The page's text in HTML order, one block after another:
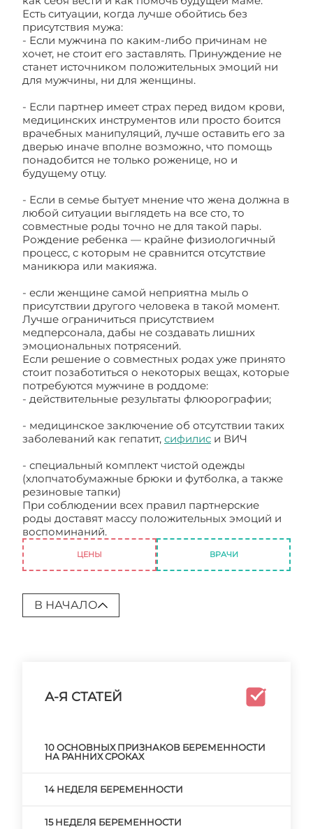
Есть ситуации, когда лучше обойтись без
присутствия мужа:
- Если мужчина по каким-либо причинам не
хочет, не стоит его заставлять. Принуждение не
станет источником положительных эмоций ни
для мужчины, ни для женщины.
- Если партнер имеет страх перед видом крови,
медицинских инструментов или просто боится
врачебных манипуляций, лучше оставить его за
дверью иначе вполне возможно, что помощь
понадобится не только роженице, но и
будущему отцу.
- Если в семье бытует мнение что жена должна в
любой ситуации выглядеть на все сто, то
совместные роды точно не для такой пары.
Рождение ребенка — крайне физиологичный
процесс, с которым не сравнится отсутствие
маникюра или макияжа.
- если женщине самой неприятна мыль о
присутствии другого человека в такой момент.
Лучше ограничиться присутствием
медперсонала, дабы не создавать лишних
эмоциональных потрясений.
Если решение о совместных родах уже принято
стоит позаботиться о некоторых вещах, которые
потребуются мужчине в роддоме:
- действительные результаты флюорографии;
- медицинское заключение об отсутствии таких
заболеваний как гепатит, сифилис и ВИЧ
- специальный комплект чистой одежды
(хлопчатобумажные брюки и футболка, а также
резиновые тапки)
При соблюдении всех правил партнерские
роды доставят массу положительных эмоций и
воспоминаний.
ЦЕНЫ ВРАЧИ
В НАЧАЛО
А-Я СТАТЕЙ
10 ОСНОВНЫХ ПРИЗНАКОВ БЕРЕМЕННОСТИ
НА РАННИХ СРОКАХ
14 НЕДЕЛЯ БЕРЕМЕННОСТИ
15 НЕДЕЛЯ БЕРЕМЕННОСТИ